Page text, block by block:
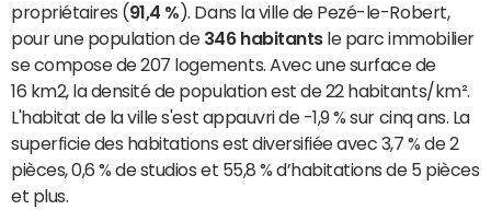
propriétaires (91,4 % ). Dans la ville de Pezé-le-Robert,
pour une population de 346 habitantsle parc immobilier
se compose de 207 logements. Avec une surface de
16 km2, la densité de population est de 22 habitants/km².
L'habitat de la ville s'est appauvri de -1,9 % sur cinq ans. La
superficie des habitations est diversifiée avec 3,7 % de 2
pièces, 0,6 % de studios et 55,8 % d’habitations de 5 pièces
et plus.